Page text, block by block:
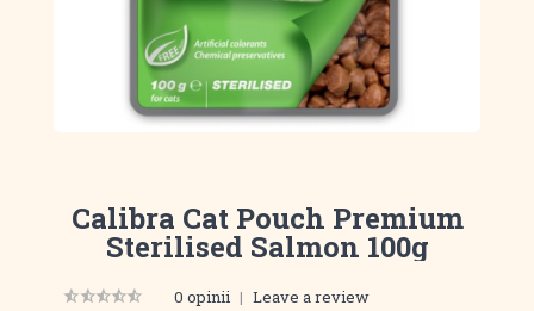
Calibra Cat Pouch Premium
Sterilised Salmon 100g
0 opinii | Leave a review